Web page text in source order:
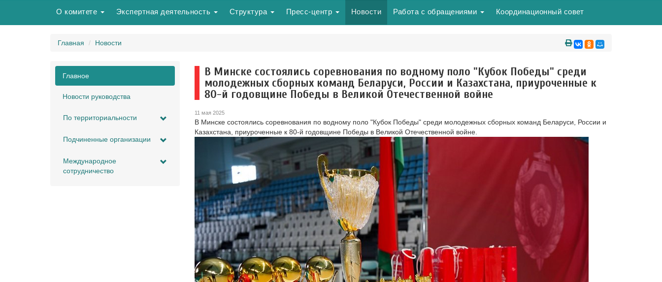
О комитете Экспертная деятельность Структура Пресс-центр Новости Работа с обращениями Координационный совет
Главная Новости
Главное
Новости руководства
По территориальности
Подчиненные организации
Международное
сотрудничество
В Минске состоялись соревнования по водному поло "Кубок Победы" среди
молодежных сборных команд Беларуси, России и Казахстана, приуроченные к
80-й годовщине Победы в Великой Отечественной войне
11 мая 2025
В Минске состоялись соревнования по водному поло "Кубок Победы" среди молодежных сборных команд Беларуси, России и
Казахстана, приуроченные к 80-й годовщине Победы в Великой Отечественной войне.